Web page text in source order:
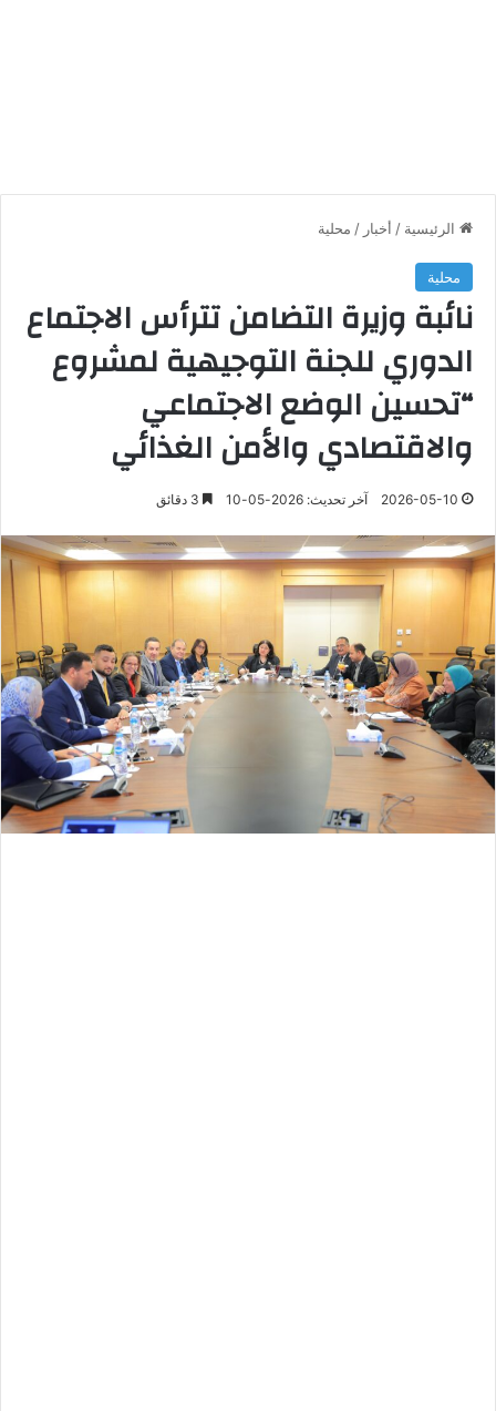
الرئيسية / أخبار / محلية
محلية
نائبة وزيرة التضامن تترأس الاجتماع
الدوري للجنة التوجيهية لمشروع
“تحسين الوضع الاجتماعي
والاقتصادي والأمن الغذائي
2026-05-10 آخر تحديث: 2026-05-10